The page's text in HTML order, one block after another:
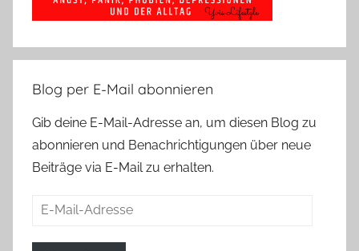
Blog per E-Mail abonnieren
Gib deine E-Mail-Adresse an, um diesen Blog zu
abonnieren und Benachrichtigungen über neue
Beiträge via E-Mail zu erhalten.
E-